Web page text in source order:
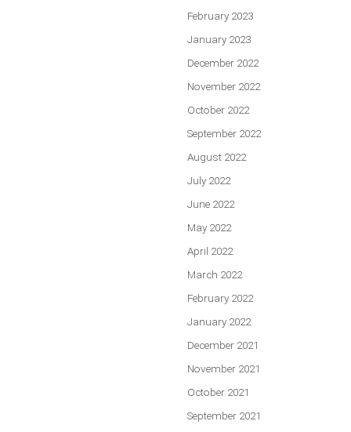
February 2023
January 2023
December 2022
November 2022
October 2022
September 2022
August 2022
July 2022
June 2022
May 2022
April 2022
March 2022
February 2022
January 2022
December 2021
November 2021
October 2021
September 2021